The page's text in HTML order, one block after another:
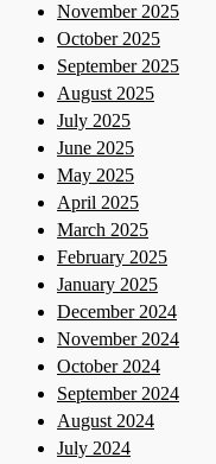
November 2025
October 2025
September 2025
August 2025
July 2025
June 2025
May 2025
April 2025
March 2025
February 2025
January 2025
December 2024
November 2024
October 2024
September 2024
August 2024
July 2024